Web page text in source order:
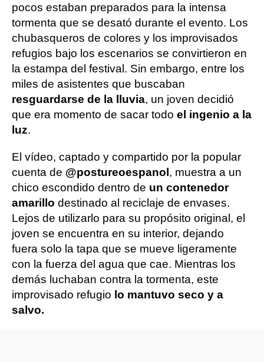
pocos estaban preparados para la intensa
tormenta que se desató durante el evento. Los
chubasqueros de colores y los improvisados
refugios bajo los escenarios se convirtieron en
la estampa del festival. Sin embargo, entre los
miles de asistentes que buscaban
resguardarse de la lluvia, un joven decidió
que era momento de sacar todo el ingenio a la
luz.
El vídeo, captado y compartido por la popular
cuenta de @postureoespanol , muestra a un
chico escondido dentro de un contenedor
amarillo destinado al reciclaje de envases.
Lejos de utilizarlo para su propósito original, el
joven se encuentra en su interior, dejando
fuera solo la tapa que se mueve ligeramente
con la fuerza del agua que cae. Mientras los
demás luchaban contra la tormenta, este
improvisado refugio lo mantuvo seco y a
salvo.